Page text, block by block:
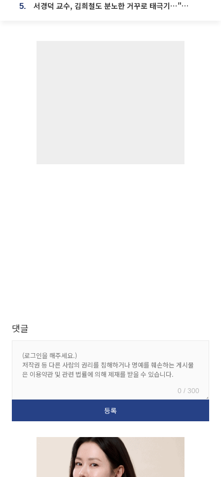
5. 서경덕 교수, 김희철도 분노한 거꾸로 태극기⋯"엉터리는 아냐, 아쉬울 뿐"
댓글
0 / 300